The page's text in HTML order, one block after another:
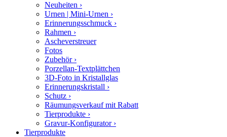
Neuheiten ›
Urnen | Mini-Urnen ›
Erinnerungsschmuck ›
Rahmen ›
Ascheverstreuer
Fotos
Zubehör ›
Porzellan-Textplättchen
3D-Foto in Kristallglas
Erinnerungskristall ›
Schutz ›
Räumungsverkauf mit Rabatt
Tierprodukte ›
Gravur-Konfigurator ›
Tierprodukte